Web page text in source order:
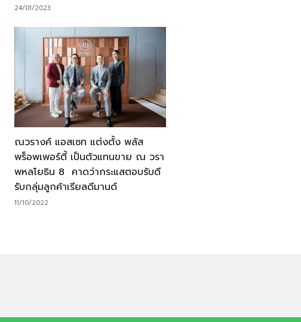
24/01/2023
ณวรางค์ แอสเซท แต่งตั้ง พลัส
พร็อพเพอร์ตี้ เป็นตัวแทนขาย ณ วรา
พหลโยธิน 8 คาดว่ากระแสตอบรับดี
รับกลุ่มลูกค้าเรียลดีมานด์
11/10/2022